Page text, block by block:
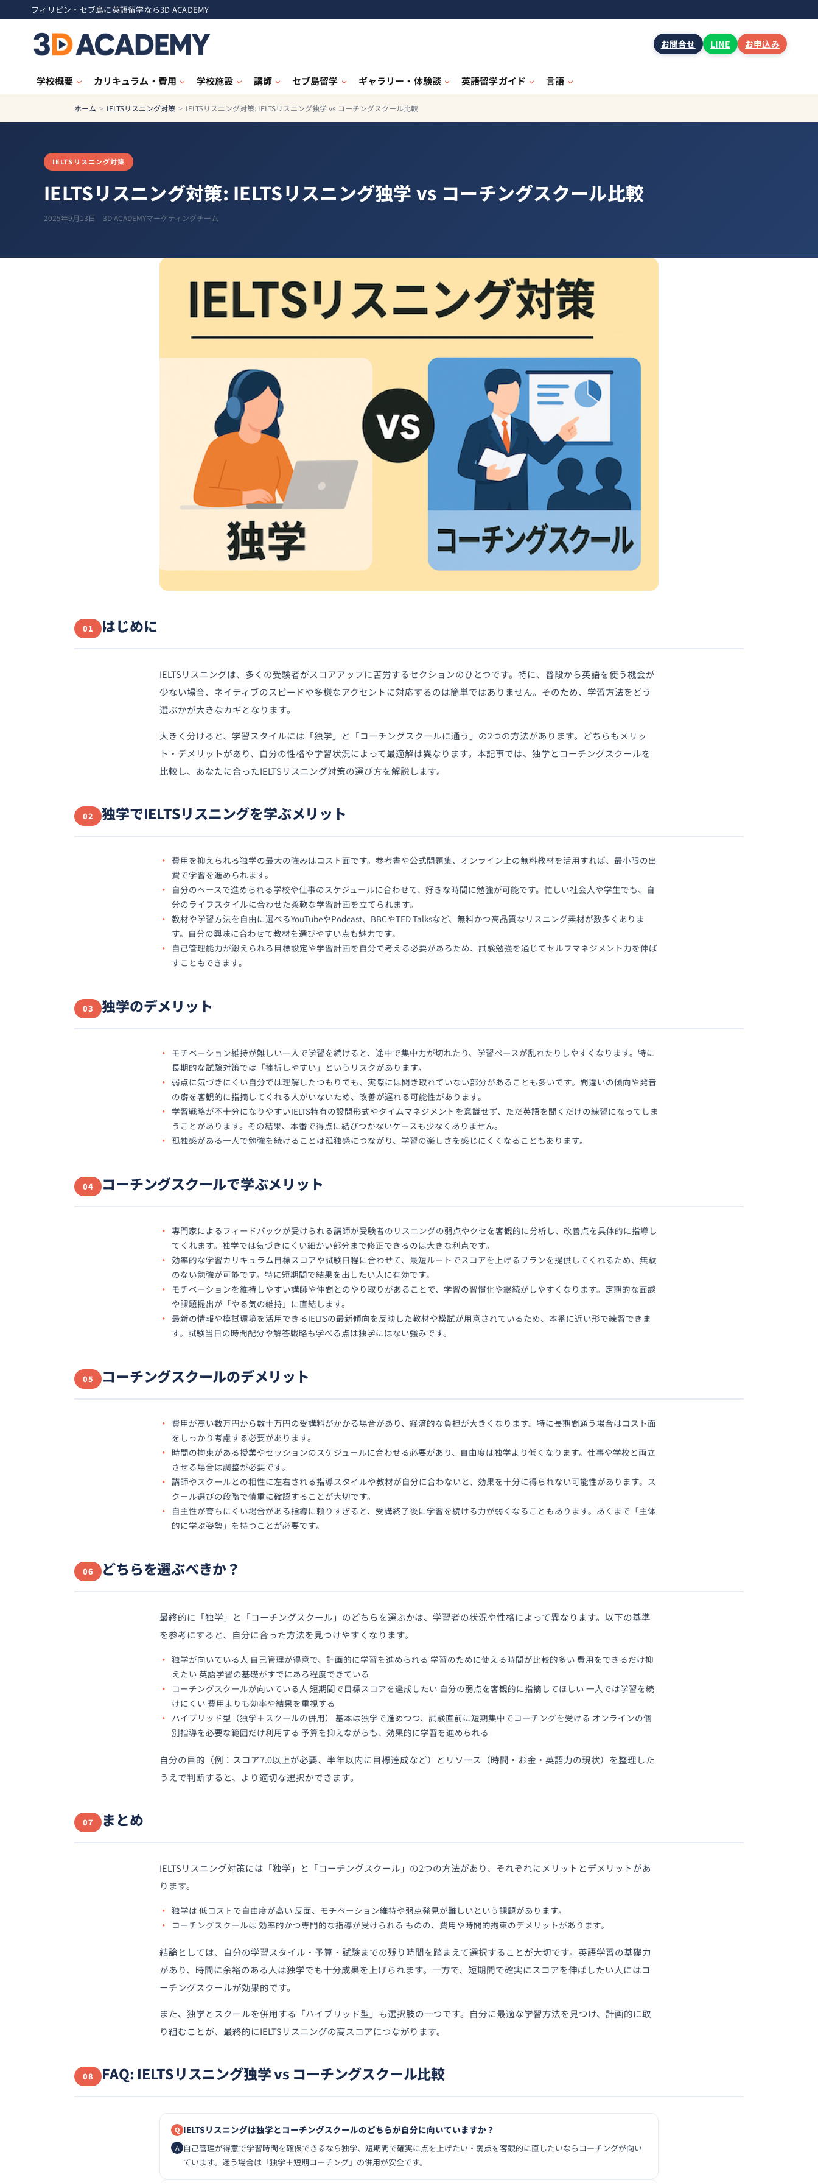
フィリピン・セブ島に英語留学なら3D ACADEMY
お問合せ LINE お申込み
学校概要 カリキュラム・費用 学校施設 講師 セブ島留学 ギャラリー・体験談 英語留学ガイド 言語
ホーム > IELTSリスニング対策 > IELTSリスニング対策: IELTSリスニング独学 vs コーチングスクール比較
IELTSリスニング対策
IELTSリスニング対策: IELTSリスニング独学 vs コーチングスクール比較
2025年9月13日 3D ACADEMYマーケティングチーム
01 はじめに
IELTSリスニングは、多くの受験者がスコアアップに苦労するセクションのひとつです。特に、普段から英語を使う機会が
少ない場合、ネイティブのスピードや多様なアクセントに対応するのは簡単ではありません。そのため、学習方法をどう
選ぶかが大きなカギとなります。
大きく分けると、学習スタイルには「独学」と「コーチングスクールに通う」の2つの方法があります。どちらもメリッ
ト・デメリットがあり、自分の性格や学習状況によって最適解は異なります。本記事では、独学とコーチングスクールを
比較し、あなたに合ったIELTSリスニング対策の選び方を解説します。
02 独学でIELTSリスニングを学ぶメリット
費用を抑えられる独学の最大の強みはコスト面です。参考書や公式問題集、オンライン上の無料教材を活用すれば、最小限の出
費で学習を進められます。
自分のペースで進められる学校や仕事のスケジュールに合わせて、好きな時間に勉強が可能です。忙しい社会人や学生でも、自
分のライフスタイルに合わせた柔軟な学習計画を立てられます。
教材や学習方法を自由に選べるYouTubeやPodcast、BBCやTED Talksなど、無料かつ高品質なリスニング素材が数多くありま
す。自分の興味に合わせて教材を選びやすい点も魅力です。
自己管理能力が鍛えられる目標設定や学習計画を自分で考える必要があるため、試験勉強を通じてセルフマネジメント力を伸ば
すこともできます。
03 独学のデメリット
モチベーション維持が難しい一人で学習を続けると、途中で集中力が切れたり、学習ペースが乱れたりしやすくなります。特に
長期的な試験対策では「挫折しやすい」というリスクがあります。
弱点に気づきにくい自分では理解したつもりでも、実際には聞き取れていない部分があることも多いです。間違いの傾向や発音
の癖を客観的に指摘してくれる人がいないため、改善が遅れる可能性があります。
学習戦略が不十分になりやすいIELTS特有の設問形式やタイムマネジメントを意識せず、ただ英語を聞くだけの練習になってしま
うことがあります。その結果、本番で得点に結びつかないケースも少なくありません。
孤独感がある一人で勉強を続けることは孤独感につながり、学習の楽しさを感じにくくなることもあります。
04 コーチングスクールで学ぶメリット
専門家によるフィードバックが受けられる講師が受験者のリスニングの弱点やクセを客観的に分析し、改善点を具体的に指導し
てくれます。独学では気づきにくい細かい部分まで修正できるのは大きな利点です。
効率的な学習カリキュラム目標スコアや試験日程に合わせて、最短ルートでスコアを上げるプランを提供してくれるため、無駄
のない勉強が可能です。特に短期間で結果を出したい人に有効です。
モチベーションを維持しやすい講師や仲間とのやり取りがあることで、学習の習慣化や継続がしやすくなります。定期的な面談
や課題提出が「やる気の維持」に直結します。
最新の情報や模試環境を活用できるIELTSの最新傾向を反映した教材や模試が用意されているため、本番に近い形で練習できま
す。試験当日の時間配分や解答戦略も学べる点は独学にはない強みです。
05 コーチングスクールのデメリット
費用が高い数万円から数十万円の受講料がかかる場合があり、経済的な負担が大きくなります。特に長期間通う場合はコスト面
をしっかり考慮する必要があります。
時間の拘束がある授業やセッションのスケジュールに合わせる必要があり、自由度は独学より低くなります。仕事や学校と両立
させる場合は調整が必要です。
講師やスクールとの相性に左右される指導スタイルや教材が自分に合わないと、効果を十分に得られない可能性があります。ス
クール選びの段階で慎重に確認することが大切です。
自主性が育ちにくい場合がある指導に頼りすぎると、受講終了後に学習を続ける力が弱くなることもあります。あくまで「主体
的に学ぶ姿勢」を持つことが必要です。
06 どちらを選ぶべきか？
最終的に「独学」と「コーチングスクール」のどちらを選ぶかは、学習者の状況や性格によって異なります。以下の基準
を参考にすると、自分に合った方法を見つけやすくなります。
独学が向いている人 自己管理が得意で、計画的に学習を進められる 学習のために使える時間が比較的多い 費用をできるだけ抑
えたい 英語学習の基礎がすでにある程度できている
コーチングスクールが向いている人 短期間で目標スコアを達成したい 自分の弱点を客観的に指摘してほしい 一人では学習を続
けにくい 費用よりも効率や結果を重視する
ハイブリッド型（独学＋スクールの併用） 基本は独学で進めつつ、試験直前に短期集中でコーチングを受ける オンラインの個
別指導を必要な範囲だけ利用する 予算を抑えながらも、効果的に学習を進められる
自分の目的（例：スコア7.0以上が必要、半年以内に目標達成など）とリソース（時間・お金・英語力の現状）を整理した
うえで判断すると、より適切な選択ができます。
07 まとめ
IELTSリスニング対策には「独学」と「コーチングスクール」の2つの方法があり、それぞれにメリットとデメリットがあ
ります。
独学は 低コストで自由度が高い 反面、モチベーション維持や弱点発見が難しいという課題があります。
コーチングスクールは 効率的かつ専門的な指導が受けられる ものの、費用や時間的拘束のデメリットがあります。
結論としては、自分の学習スタイル・予算・試験までの残り時間を踏まえて選択することが大切です。英語学習の基礎力
があり、時間に余裕のある人は独学でも十分成果を上げられます。一方で、短期間で確実にスコアを伸ばしたい人にはコ
ーチングスクールが効果的です。
また、独学とスクールを併用する「ハイブリッド型」も選択肢の一つです。自分に最適な学習方法を見つけ、計画的に取
り組むことが、最終的にIELTSリスニングの高スコアにつながります。
08 FAQ: IELTSリスニング独学 vs コーチングスクール比較
IELTSリスニングは独学とコーチングスクールのどちらが自分に向いていますか？
自己管理が得意で学習時間を確保できるなら独学、短期間で確実に点を上げたい・弱点を客観的に直したいならコーチングが向い
ています。迷う場合は「独学＋短期コーチング」の併用が安全です。